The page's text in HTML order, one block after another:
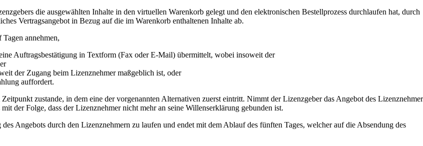
die ausgewählten Inhalte in den virtuellen Warenkorb gelegt und den elektronischen Bestellprozess durchlaufen hat, durch
Vertragsangebot in Bezug auf die im Warenkorb enthaltenen Inhalte ab.
annehmen,
Auftragsbestätigung in Textform (Fax oder E-Mail) übermittelt, wobei insoweit der
der Zugang beim Lizenznehmer maßgeblich ist, oder
auffordert.
zustande, in dem eine der vorgenannten Alternativen zuerst eintritt. Nimmt der Lizenzgeber das Angebot des
der Folge, dass der Lizenznehmer nicht mehr an seine Willenserklärung gebunden ist.
Angebots durch den Lizenznehmern zu laufen und endet mit dem Ablauf des fünften Tages, welcher auf die Absendung des